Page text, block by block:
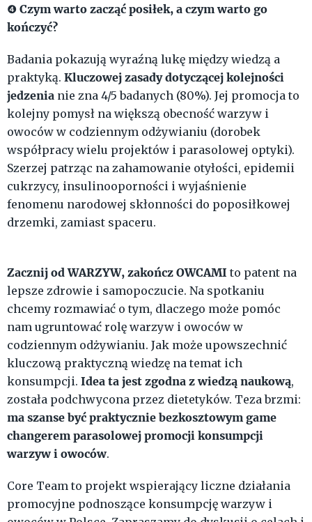
❹ Czym warto zacząć posiłek, a czym warto go
kończyć?
Badania pokazują wyraźną lukę między wiedzą a
praktyką. Kluczowej zasady dotyczącej kolejności
jedzenia nie zna 4/5 badanych (80%). Jej promocja to
kolejny pomysł na większą obecność warzyw i
owoców w codziennym odżywianiu (dorobek
współpracy wielu projektów i parasolowej optyki).
Szerzej patrząc na zahamowanie otyłości, epidemii
cukrzycy, insulinooporności i wyjaśnienie
fenomenu narodowej skłonności do poposiłkowej
drzemki, zamiast spaceru.
Zacznij od WARZYW, zakończ OWCAMI to patent na
lepsze zdrowie i samopoczucie. Na spotkaniu
chcemy rozmawiać o tym, dlaczego może pomóc
nam ugruntować rolę warzyw i owoców w
codziennym odżywianiu. Jak może upowszechnić
kluczową praktyczną wiedzę na temat ich
konsumpcji. Idea ta jest zgodna z wiedzą naukową,
została podchwycona przez dietetyków. Teza brzmi:
ma szanse być praktycznie bezkosztowym game
changerem parasolowej promocji konsumpcji
warzyw i owoców.
Core Team to projekt wspierający liczne działania
promocyjne podnoszące konsumpcję warzyw i